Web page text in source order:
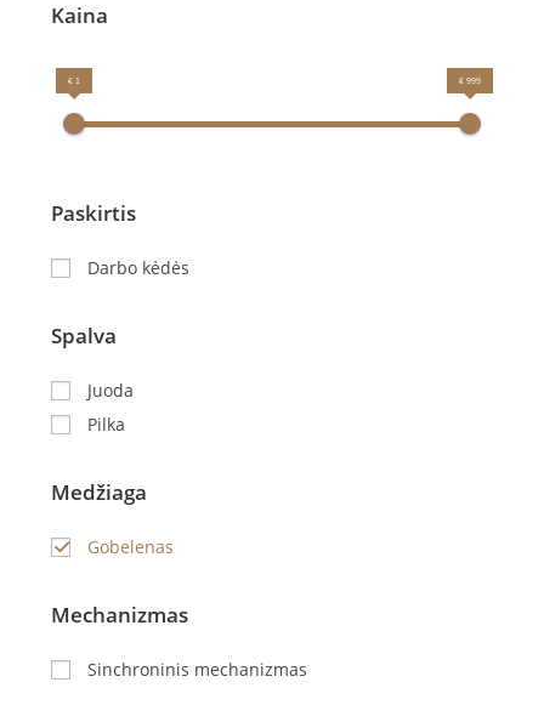
Kaina
€ 1 € 999
Paskirtis
Darbo kėdės
Spalva
Juoda
Pilka
Medžiaga
Gobelenas
Mechanizmas
Sinchroninis mechanizmas